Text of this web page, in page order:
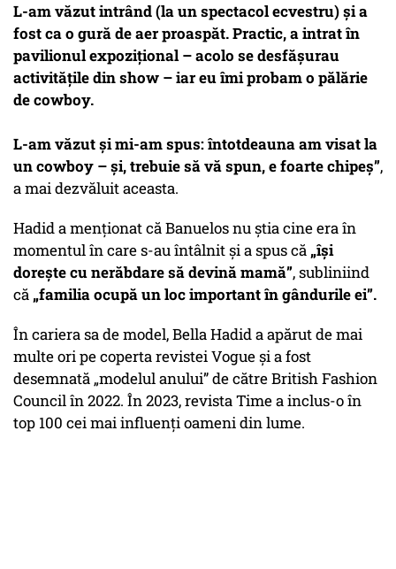
L-am văzut intrând (la un spectacol ecvestru) și a
fost ca o gură de aer proaspăt. Practic, a intrat în
pavilionul expozițional – acolo se desfășurau
activitățile din show – iar eu îmi probam o pălărie
de cowboy.
L-am văzut și mi-am spus: întotdeauna am visat la
un cowboy – și, trebuie să vă spun, e foarte chipeș”,
a mai dezvăluit aceasta.
Hadid a menționat că Banuelos nu știa cine era în
momentul în care s-au întâlnit și a spus că „își
dorește cu nerăbdare să devină mamă”, subliniind
că „familia ocupă un loc important în gândurile ei”.
În cariera sa de model, Bella Hadid a apărut de mai
multe ori pe coperta revistei Vogue și a fost
desemnată „modelul anului” de către British Fashion
Council în 2022. În 2023, revista Time a inclus-o în
top 100 cei mai influenți oameni din lume.